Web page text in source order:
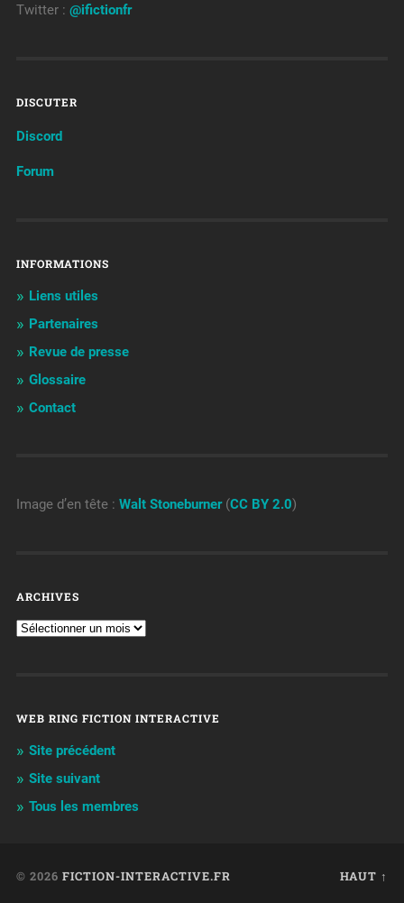
Twitter : @ifictionfr
DISCUTER
Discord
Forum
INFORMATIONS
Liens utiles
Partenaires
Revue de presse
Glossaire
Contact
Image d’en tête : Walt Stoneburner(CC BY 2.0)
ARCHIVES
WEB RING FICTION INTERACTIVE
Site précédent
Site suivant
Tous les membres
© 2026 FICTION-INTERACTIVE.FR HAUT ↑